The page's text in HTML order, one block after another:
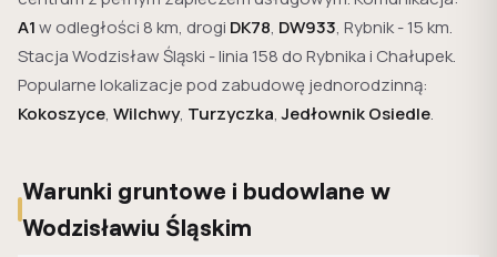
A1w odległości 8 km, drogi DK78, DW933, Rybnik - 15 km.
Stacja Wodzisław Śląski - linia 158 do Rybnika i Chałupek.
Popularne lokalizacje pod zabudowę jednorodzinną:
Kokoszyce, Wilchwy, Turzyczka,Jedłownik Osiedle.
Warunki gruntowe i budowlane w
Wodzisławiu Śląskim